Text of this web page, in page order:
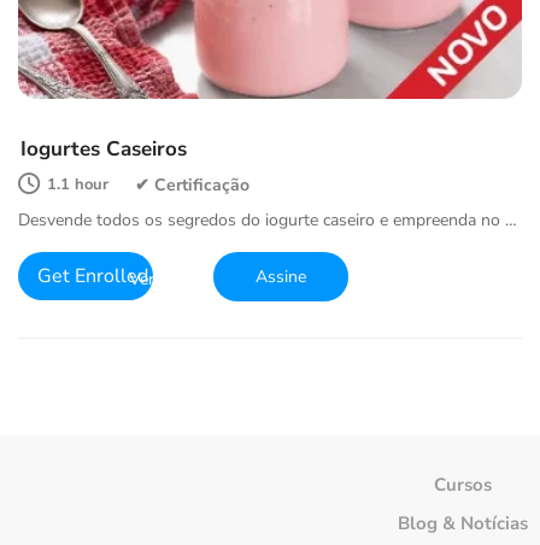
Iogurtes Caseiros
1.1 hour
Desvende todos os segredos do iogurte caseiro e empreenda no …
Get Enrolled
Cursos
Blog & Notícias